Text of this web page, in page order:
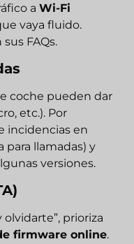
a Wi-Fi
vaya fluido.
FAQs.
coche pueden dar
etc.). Por
incidencias en
para llamadas) y
versiones.
olvidarte”, prioriza
firmware online.